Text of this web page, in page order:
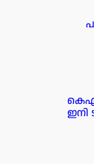
ഇനി